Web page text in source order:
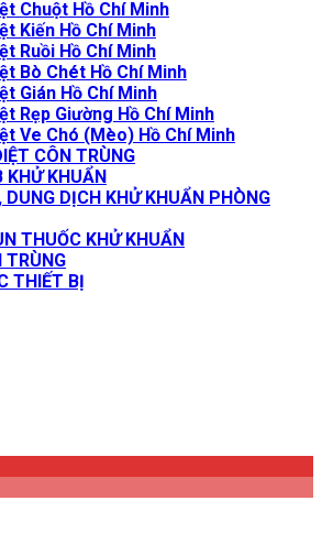
Chuột Hồ Chí Minh
Kiến Hồ Chí Minh
Ruồi Hồ Chí Minh
Bò Chét Hồ Chí Minh
Gián Hồ Chí Minh
Rẹp Giường Hồ Chí Minh
Ve Chó (Mèo) Hồ Chí Minh
CÔN TRÙNG
KHỬ KHUẨN
DỊCH KHỬ KHUẨN PHÒNG
THUỐC KHỬ KHUẨN
TRÙNG
THIẾT BỊ